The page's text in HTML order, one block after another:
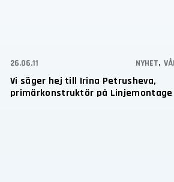
Vi säger hej till Irina Petrusheva,
primärkonstruktör på Linjemontage
26.06.11 NYHET,